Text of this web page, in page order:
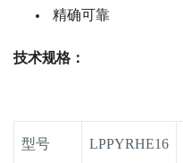
精确可靠
技术规格：
型号 LPPYRHE16